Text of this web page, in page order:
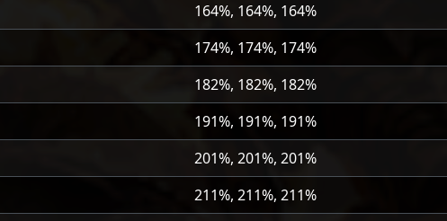
164%, 164%, 164%
174%, 174%, 174%
182%, 182%, 182%
191%, 191%, 191%
201%, 201%, 201%
211%, 211%, 211%